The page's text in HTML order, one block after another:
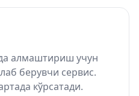
алмаштириш учун
берувчи сервис.
кўрсатади.